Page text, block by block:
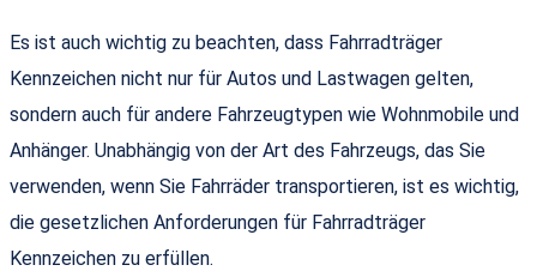
Es ist auch wichtig zu beachten, dass Fahrradträger
Kennzeichen nicht nur für Autos und Lastwagen gelten,
sondern auch für andere Fahrzeugtypen wie Wohnmobile und
Anhänger. Unabhängig von der Art des Fahrzeugs, das Sie
verwenden, wenn Sie Fahrräder transportieren, ist es wichtig,
die gesetzlichen Anforderungen für Fahrradträger
Kennzeichen zu erfüllen.